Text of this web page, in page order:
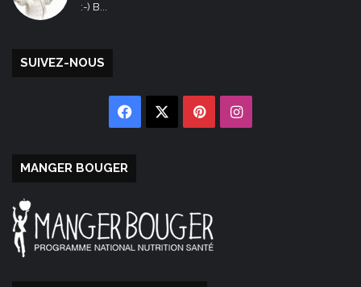
:-) B...
SUIVEZ-NOUS
Facebook PinterestInstagram
MANGER BOUGER